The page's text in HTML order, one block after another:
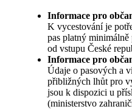
Informace pro
K vycestování je
pas platný
od vstupu České
Informace pro
Údaje o pasových a
přibližných lhůt pro
jsou k dispozici u
(ministerstvo